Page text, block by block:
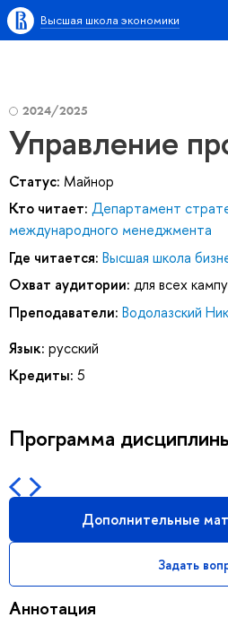
Высшая школа экономики
2024/2025
Управление
Статус: Майнор
Кто читает: Департамент
международного менеджмента
Где читается: Высшая школа
Охват аудитории: для всех
Преподаватели: Водолазский
Язык: русский
Кредиты: 5
Программа
Дополнительные
Задать
Аннотация